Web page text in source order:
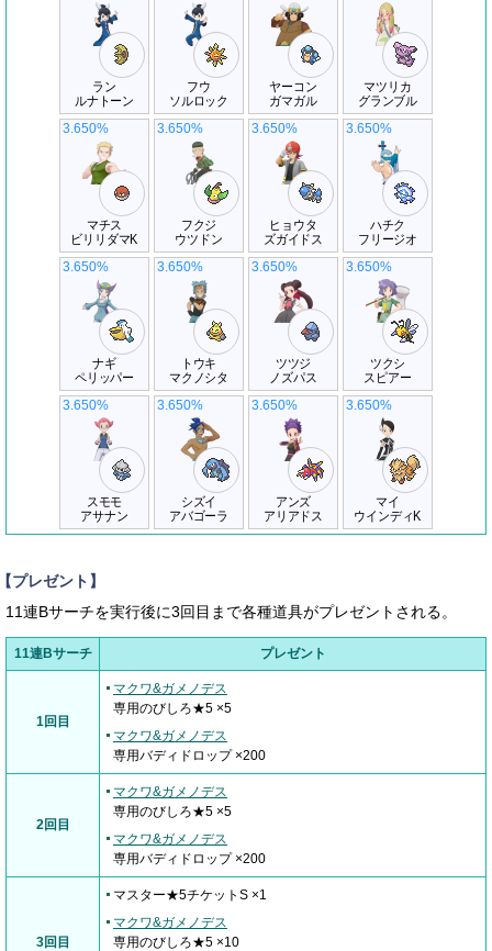
ラン
ルナトーン
フウ
ソルロック
ヤーコン
ガマガル
マツリカ
グランブル
マチス
ビリリダマK
3.650%
フクジ
ウツドン
3.650%
ヒョウタ
ズガイドス
3.650%
ハチク
フリージオ
3.650%
ナギ
ペリッパー
3.650%
トウキ
マクノシタ
3.650%
ツツジ
ノズパス
3.650%
ツクシ
スピアー
3.650%
スモモ
アサナン
3.650%
シズイ
アバゴーラ
3.650%
アンズ
アリアドス
3.650%
マイ
ウインディK
3.650%
プレゼント】
11連Bサーチを実行後に3回目まで各種道具がプレゼントされる。
11連Bサーチ プレゼント
1回目
マクワ&ガメノデス
専用のびしろ★5 ×5
マクワ&ガメノデス
専用バディドロップ ×200
2回目
マクワ&ガメノデス
専用のびしろ★5 ×5
マクワ&ガメノデス
専用バディドロップ ×200
3回目
マスター★5チケットS ×1
マクワ&ガメノデス
専用のびしろ★5 ×10